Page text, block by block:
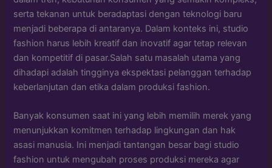
serta tekanan untuk beradaptasi dengan teknologi baru
menjadi beberapa di antaranya. Dalam konteks ini, studio
fashion harus lebih kreatif dan inovatif agar tetap relevan
dan kompetitif di pasar.Salah satu masalah utama yang
dihadapi adalah tingginya ekspektasi pelanggan terhadap
keberlanjutan dan etika dalam produksi fashion.
Banyak konsumen saat ini yang lebih memilih merek yang
menunjukkan komitmen terhadap lingkungan dan hak
asasi manusia. Ini menjadi tantangan besar bagi studio
fashion untuk mengubah proses produksi mereka agar